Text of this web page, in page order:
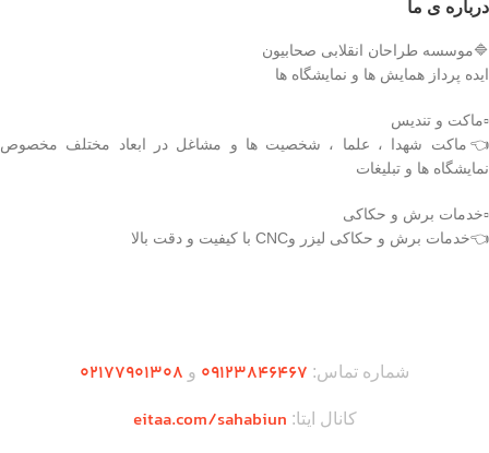
درباره ی ما
🔷موسسه طراحان انقلابی صحابیون
ایده پرداز همایش ها و نمایشگاه ها
▫️ماکت و تندیس
👈ماکت شهدا ، علما ، شخصیت ها و مشاغل در ابعاد مختلف مخصوص
نمایشگاه ها و تبلیغات
▫️خدمات برش و حکاکی
👈خدمات برش و حکاکی لیزر وCNC با کیفیت و دقت بالا
شماره تماس: ۰۹۱۲۳846467 و ۰2۱77901308
کانال ایتا: eitaa.com/sahabiun